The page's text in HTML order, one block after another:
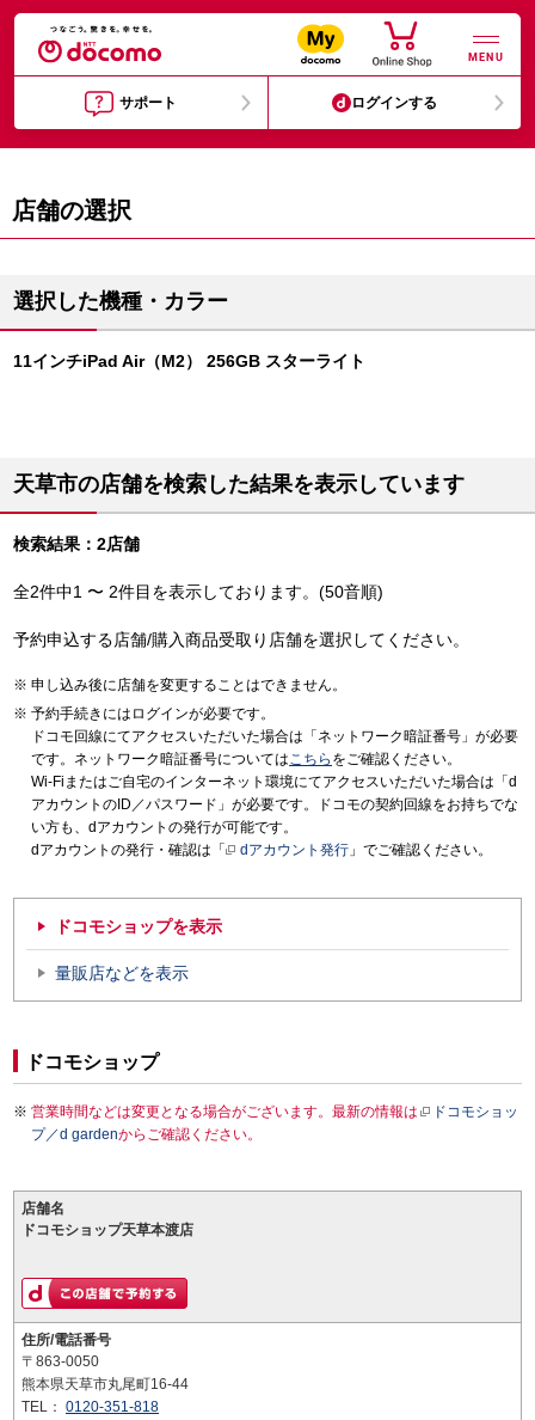
MENU
サポート ログインする
店舗の選択
選択した機種・カラー
11インチiPad Air（M2） 256GB スターライト
天草市の店舗を検索した結果を表示しています
検索結果：2店舗
全2件中1 〜 2件目を表示しております。(50音順)
予約申込する店舗/購入商品受取り店舗を選択してください。
申し込み後に店舗を変更することはできません。
予約手続きにはログインが必要です。
ドコモ回線にてアクセスいただいた場合は「ネットワーク暗証番号」が必要
です。ネットワーク暗証番号についてはこちら をご確認ください。
Wi-Fiまたはご自宅のインターネット環境にてアクセスいただいた場合は「d
アカウントのID／パスワード」が必要です。ドコモの契約回線をお持ちでな
い方も、dアカウントの発行が可能です。
dアカウントの発行・確認は「
dアカウント発行 」でご確認ください。
ドコモショップを表示
量販店などを表示
ドコモショップ
営業時間などは変更となる場合がございます。最新の情報は
ドコモショッ
プ／d gardenからご確認ください。
店舗名
ドコモショップ天草本渡店
住所/電話番号
〒863-0050
熊本県天草市丸尾町16-44
TEL： 0120-351-818